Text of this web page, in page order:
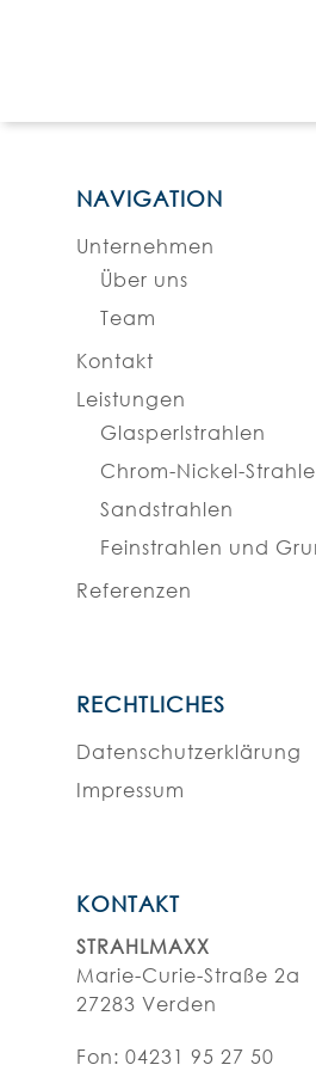
NAVIGATION
Unternehmen
Über uns
Team
Kontakt
Leistungen
Glasperlstrahlen
Chrom-Nickel-
Sandstrahlen
Feinstrahlen und
Referenzen
RECHTLICHES
Datenschutzerklärung
Impressum
KONTAKT
STRAHLMAXX
Marie-Curie-Straße 2a
27283 Verden
Fon: 04231 95 27 50